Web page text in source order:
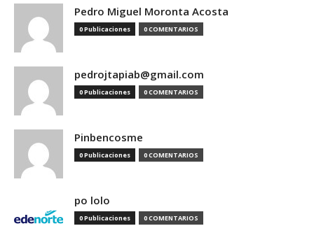
Pedro Miguel Moronta Acosta
0 Publicaciones 0 COMENTARIOS
pedrojtapiab@gmail.com
0 Publicaciones 0 COMENTARIOS
Pinbencosme
0 Publicaciones 0 COMENTARIOS
po lolo
0 Publicaciones 0 COMENTARIOS